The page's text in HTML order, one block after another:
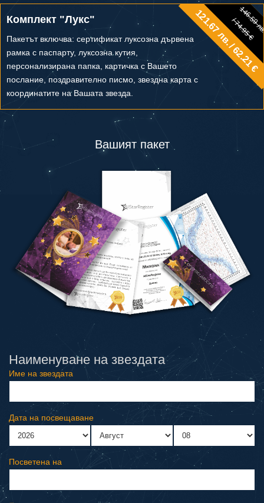
Комплект "Лукс" 146.59 лв.
/ 74.95 €
146.59
/ 74.95 €
121.67 лв. / 62.21 €
Пакетът включва: сертификат луксозна дървена
рамка с паспарту, луксозна кутия,
персонализирана папка, картичка с Вашето
послание, поздравително писмо, звездна карта с
координатите на Вашата звезда.
Вашият пакет
Наименуване на звездата
Име на звездата
Дата на посвещаване
Посветена на